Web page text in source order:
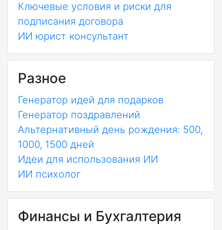
Ключевые условия и риски для
подписания договора
ИИ юрист консультант
Разное
Генератор идей для подарков
Генератор поздравлений
Альтернативный день рождения: 500,
1000, 1500 дней
Идеи для использования ИИ
ИИ психолог
Финансы и Бухгалтерия